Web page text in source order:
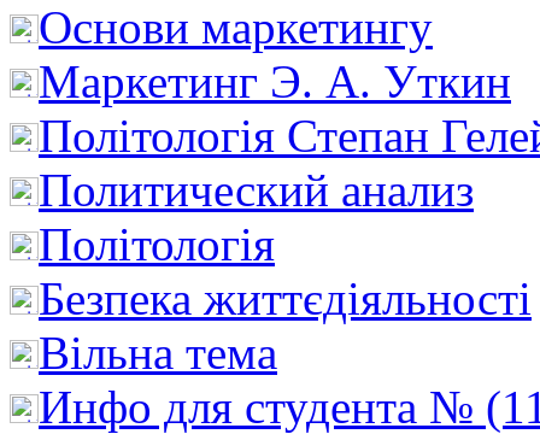
Основи маркетингу
Маркетинг Э. А. Уткин
Політологія Степан
Политический анализ
Політологія
Безпека життєдіяльності
Вільна тема
Инфо для студента №